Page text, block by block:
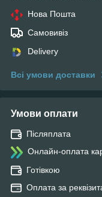
Нова Пошта
Самовивіз
Delivery
Всі умови доставки
Умови оплати
Післяплата
Онлайн-оплата
Готівкою
Оплата за